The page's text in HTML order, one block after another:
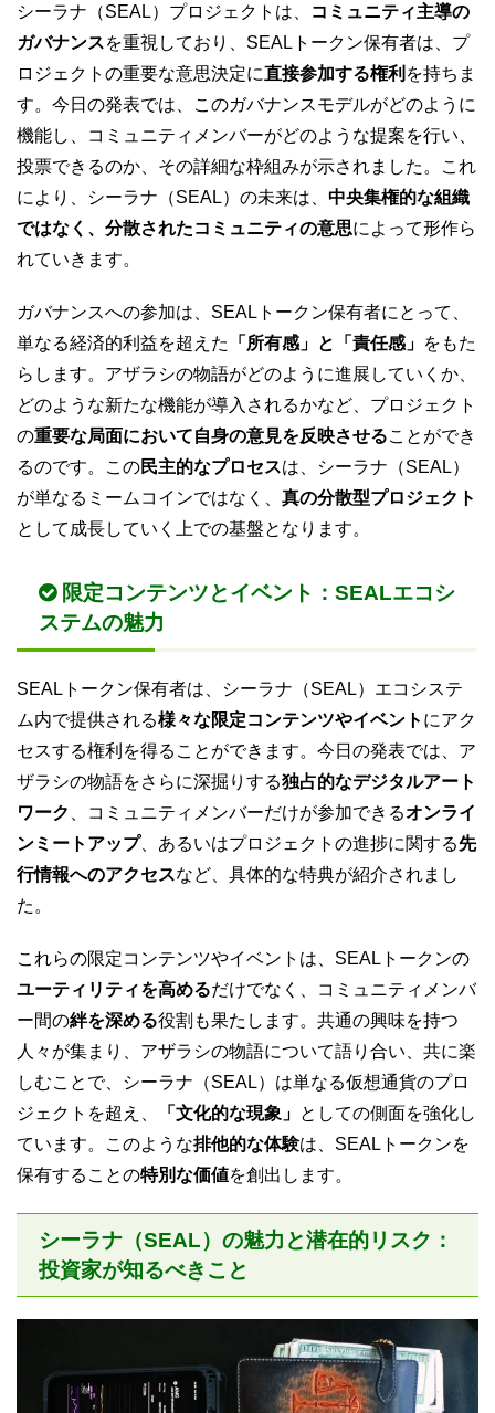
シーラナ（SEAL）プロジェクトは、
コミュニティ主導の
ガバナンスを重視しており、SEALトークン保有者は、プ
ロジェクトの重要な意思決定に直接参加する権利 を持ちま
す。今日の発表では、このガバナンスモデルがどのように
機能し、コミュニティメンバーがどのような提案を行い、
投票できるのか、その詳細な枠組みが示されました。これ
により、シーラナ（SEAL）の未来は、 中央集権的な組織
ではなく、分散されたコミュニティの意思によって形作ら
れていきます。
ガバナンスへの参加は、SEALトークン保有者にとって、
単なる経済的利益を超えた
「所有感」と「責任感」
をもた
らします。アザラシの物語がどのように進展していくか、
どのような新たな機能が導入されるかなど、プロジェクト
の重要な局面において自身の意見を反映させることができ
るのです。この民主的なプロセスは、シーラナ（SEAL）
が単なるミームコインではなく、 真の分散型プロジェクト
として成長していく上での基盤となります。
限定コンテンツとイベント：SEALエコシ
ステムの魅力
SEALトークン保有者は、シーラナ（SEAL）エコシステ
ム内で提供される様々な限定コンテンツやイベント にアク
セスする権利を得ることができます。今日の発表では、ア
ザラシの物語をさらに深掘りする独占的なデジタルアート
ワーク
、コミュニティメンバーだけが参加できるオンライ
ンミートアップ、あるいはプロジェクトの進捗に関する先
行情報へのアクセスなど、具体的な特典が紹介されまし
た。
これらの限定コンテンツやイベントは、SEALトークンの
ユーティリティを高めるだけでなく、コミュニティメンバ
ー間の絆を深める役割も果たします。共通の興味を持つ
人々が集まり、アザラシの物語について語り合い、共に楽
しむことで、シーラナ（SEAL）は単なる仮想通貨のプロ
ジェクトを超え、
「文化的な現象」
としての側面を強化し
ています。このような排他的な体験は、SEALトークンを
保有することの特別な価値を創出します。
シーラナ（SEAL）の魅力と潜在的リスク：
投資家が知るべきこと